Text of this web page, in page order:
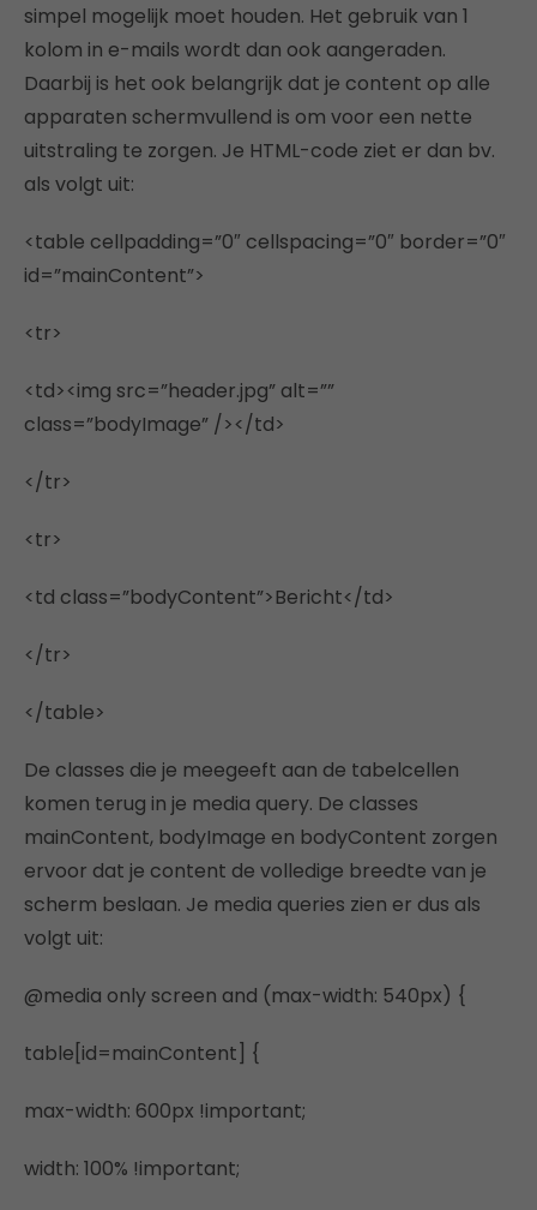
simpel mogelijk moet houden. Het gebruik van 1
kolom in e-mails wordt dan ook aangeraden.
Daarbij is het ook belangrijk dat je content op alle
apparaten schermvullend is om voor een nette
uitstraling te zorgen. Je HTML-code ziet er dan bv.
als volgt uit:
<table cellpadding=”0″ cellspacing=”0″ border=”0″
id=”mainContent”>
<tr>
<td><img src=”header.jpg” alt=””
class=”bodyImage” /></td>
</tr>
<tr>
<td class=”bodyContent”>Bericht</td>
</tr>
</table>
De classes die je meegeeft aan de tabelcellen
komen terug in je media query. De classes
mainContent, bodyImage en bodyContent zorgen
ervoor dat je content de volledige breedte van je
scherm beslaan. Je media queries zien er dus als
volgt uit:
@media only screen and (max-width: 540px) {
table[id=mainContent] {
max-width: 600px !important;
width: 100% !important;